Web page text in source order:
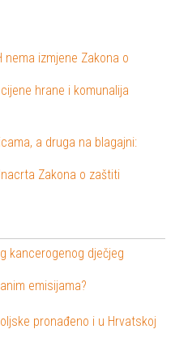
nema izmjene Zakona o
hrane i komunalija
a druga na blagajni:
Zakona o zaštiti
kancerogenog dječjeg
emisijama?
pronađeno i u Hrvatskoj